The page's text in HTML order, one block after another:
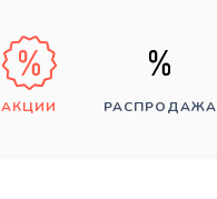
АКЦИИ РАСПРОДАЖА